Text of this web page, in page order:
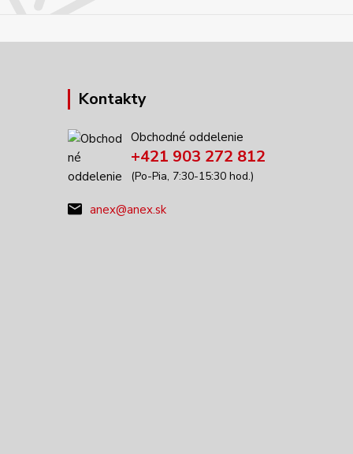
Kontakty
Obchodné oddelenie
+421 903 272 812
(Po-Pia, 7:30-15:30 hod.)
anex@anex.sk